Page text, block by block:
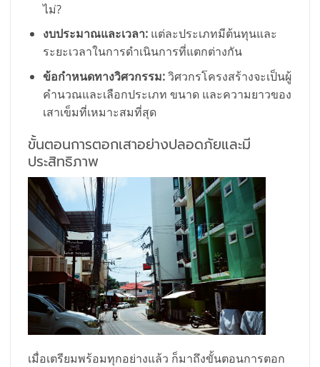
ไม่?
งบประมาณและเวลา:แต่ละประเภทมีต้นทุนและ
ระยะเวลาในการดำเนินการที่แตกต่างกัน
ข้อกำหนดทางวิศวกรรม:วิศวกรโครงสร้างจะเป็นผู้
คำนวณและเลือกประเภท ขนาด และความยาวของ
เสาเข็มที่เหมาะสมที่สุด
ขั้นตอนการตอกเสาอย่างปลอดภัยและมี
ประสิทธิภาพ
เมื่อเตรียมพร้อมทุกอย่างแล้ว ก็มาถึงขั้นตอนการตอก